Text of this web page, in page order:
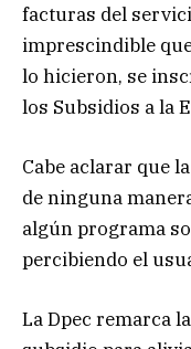
facturas del
imprescindible
lo hicieron, se
los Subsidios a la
Cabe aclarar que
de ninguna
algún programa
percibiendo el
La Dpec remarca